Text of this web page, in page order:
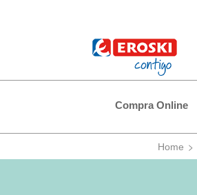
Compra Online
Home